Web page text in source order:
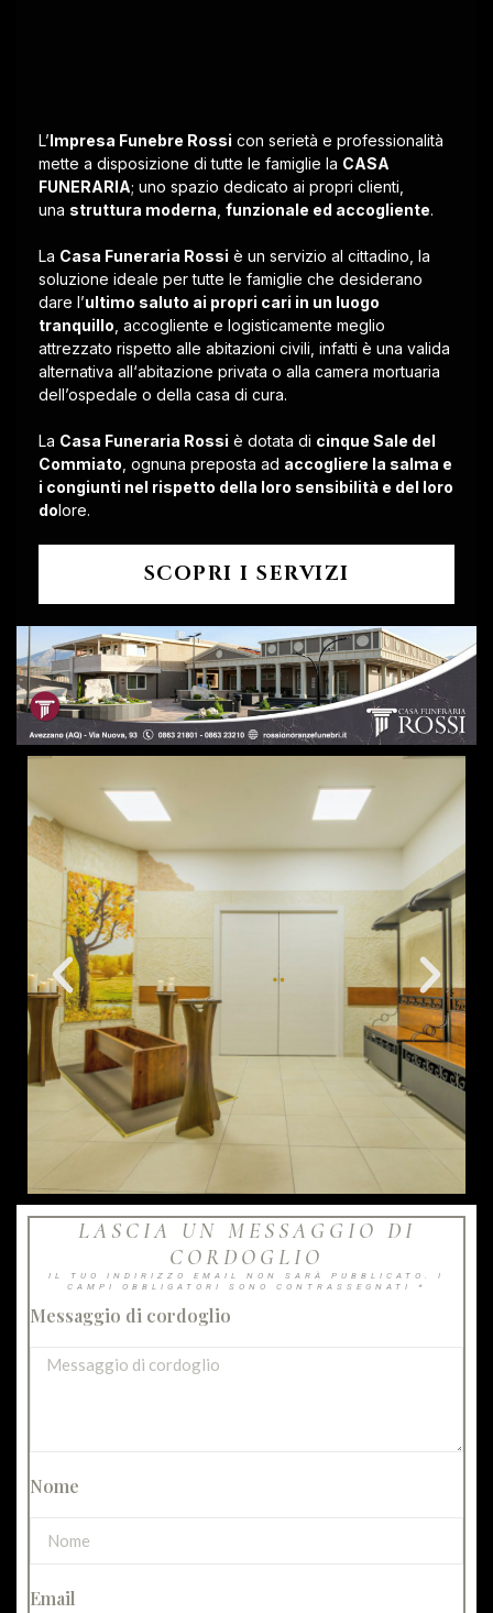
L’Impresa Funebre Rossi con serietà e professionalità
mette a disposizione di tutte le famiglie la CASA
FUNERARIA; uno spazio dedicato ai propri clienti,
una struttura moderna funzionale ed accogliente.
La Casa Funeraria Rossi è un servizio al cittadino, la
soluzione ideale per tutte le famiglie che desiderano
dare l’ultimo saluto ai propri cari in un luogo
tranquillo , accogliente e logisticamente meglio
attrezzato rispetto alle abitazioni civili, infatti è una valida
alternativa all‘abitazione privata o alla camera mortuaria
dell’ospedale o della casa di cura.
La Casa Funeraria Rossi è dotata di cinque Sale del
Commiato , ognuna preposta ad accogliere la salma e
i congiunti nel rispetto della loro sensibilità e del loro
dolore.
SCOPRI I SERVIZI
LASCIA UN MESSAGGIO DI
CORDOGLIO
IL TUO INDIRIZZO EMAIL NON SARÀ PUBBLICATO. I
CAMPI OBBLIGATORI SONO CONTRASSEGNATI *
Messaggio di cordoglio
Nome
Email